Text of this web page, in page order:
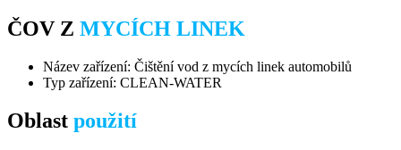
ČOV Z MYCÍCH LINEK
Název zařízení: Čištění vod z mycích linek automobilů
Typ zařízení: CLEAN-WATER
Oblast použití